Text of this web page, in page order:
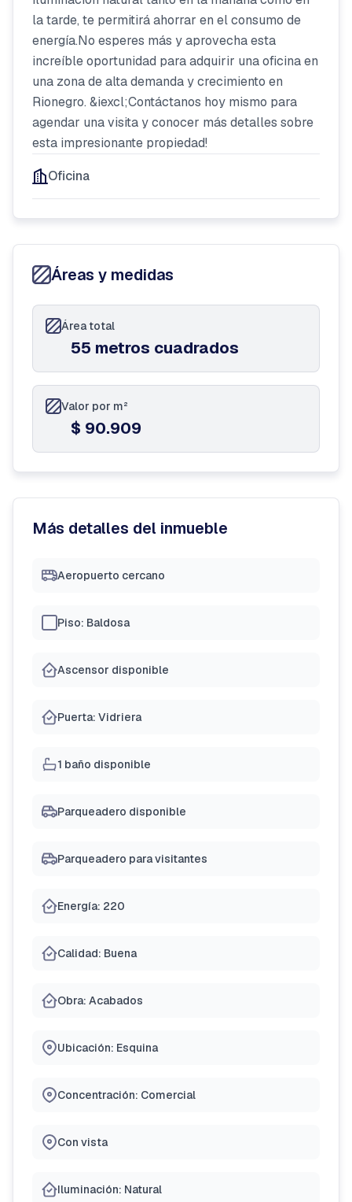
la tarde, te permitirá ahorrar en el consumo de
energía.No esperes más y aprovecha esta
increíble oportunidad para adquirir una oficina en
una zona de alta demanda y crecimiento en
Rionegro. &iexcl;Contáctanos hoy mismo para
agendar una visita y conocer más detalles sobre
esta impresionante propiedad!
Oficina
Áreas y medidas
Área total
55 metros cuadrados
Valor por m²
$ 90.909
Más detalles del inmueble
Aeropuerto cercano
Piso: Baldosa
Ascensor disponible
Puerta: Vidriera
1 baño disponible
Parqueadero disponible
Parqueadero para visitantes
Energía: 220
Calidad: Buena
Obra: Acabados
Ubicación: Esquina
Concentración: Comercial
Con vista
Iluminación: Natural